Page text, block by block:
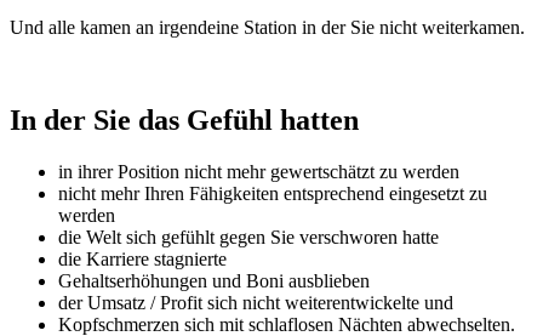
Und alle kamen an irgendeine Station in der Sie nicht weiterkamen.
In der Sie das Gefühl hatten
in ihrer Position nicht mehr gewertschätzt zu werden
nicht mehr Ihren Fähigkeiten entsprechend eingesetzt zu
werden
die Welt sich gefühlt gegen Sie verschworen hatte
die Karriere stagnierte
Gehaltserhöhungen und Boni ausblieben
der Umsatz / Profit sich nicht weiterentwickelte und
Kopfschmerzen sich mit schlaflosen Nächten abwechselten.